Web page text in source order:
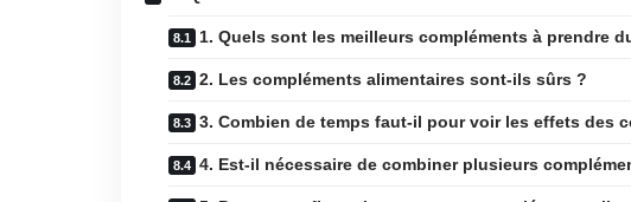
1. Quels sont les meilleurs compléments à prendre
2. Les compléments alimentaires sont-ils sûrs ?
3. Combien de temps faut-il pour voir les effets des
4. Est-il nécessaire de combiner plusieurs